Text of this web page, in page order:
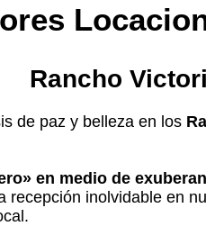
Rancho
de paz y belleza en los
en medio de
recepción inolvidable en